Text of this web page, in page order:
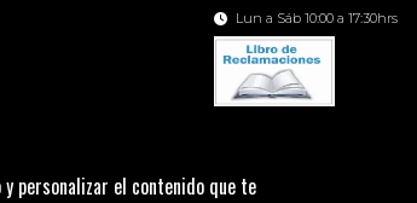
Lun a Sáb 10:00 a 17:30hrs
personalizar el contenido que te